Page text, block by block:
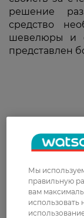
решение
средство
шевелюры и
представлен
Мы
правильную
вам
использовать